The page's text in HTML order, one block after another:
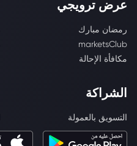
عرض ترويجي
رمضان مبارك
marketsClub
مكافأة الإحالة
الشراكة
التسويق بالعمولة